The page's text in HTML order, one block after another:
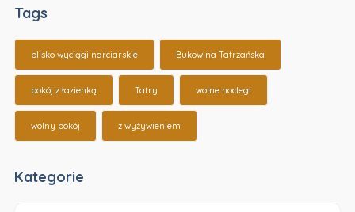
Tags
blisko wyciągi narciarskie Bukowina Tatrzańska
pokój z łazienką Tatry wolne noclegi
wolny pokój z wyżywieniem
Kategorie